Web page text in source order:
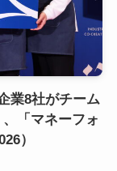
業8社がチーム
「マネーフォ
）